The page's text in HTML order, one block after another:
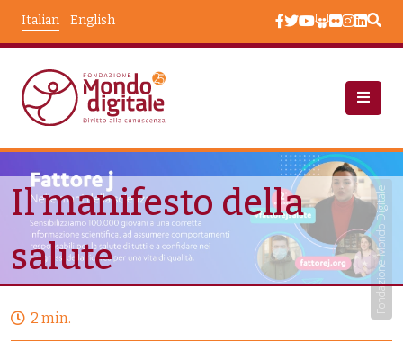
English
Italian
Eventi
Fondazione Mondo Digitale
Il manifesto della
salute
2 min.